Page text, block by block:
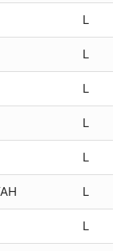
L
L
L
L
L
L
L